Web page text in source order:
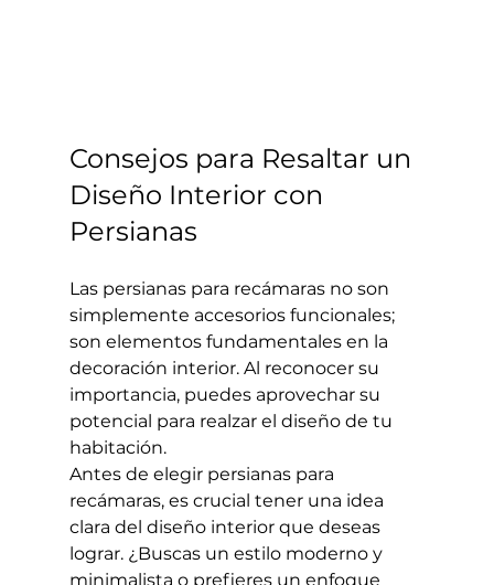
Consejos para Resaltar un
Diseño Interior con
Persianas
Las persianas para recámaras no son
simplemente accesorios funcionales;
son elementos fundamentales en la
decoración interior. Al reconocer su
importancia, puedes aprovechar su
potencial para realzar el diseño de tu
habitación.
Antes de elegir persianas para
recámaras, es crucial tener una idea
clara del diseño interior que deseas
lograr. ¿Buscas un estilo moderno y
minimalista o prefieres un enfoque